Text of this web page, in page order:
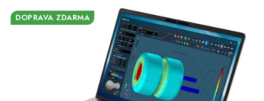
PŘEDVÁDĚCÍ ELEKTRONIKA
DOPRAVA ZDARMA